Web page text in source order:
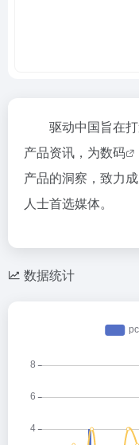
驱动中国旨在打
产品资讯，为数码
产品的洞察，致力
人士首选媒体。
数据统计